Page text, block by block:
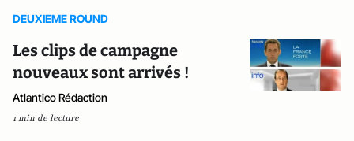
DEUXIEME ROUND
Les clips de campagne
nouveaux sont arrivés !
Atlantico Rédaction
1 min de lecture